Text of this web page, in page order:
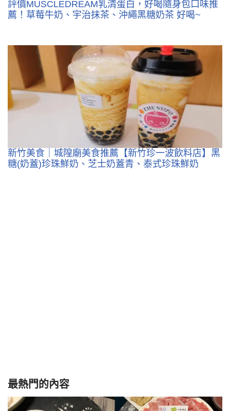
評價MUSCLEDREAM乳清蛋白，好喝隨身包口味推
薦！草莓牛奶、宇治抹茶、沖繩黑糖奶茶 好喝~
新竹美食｜城隍廟美食推薦【新竹珍一波飲料店】黑
糖(奶蓋)珍珠鮮奶、芝士奶蓋青、泰式珍珠鮮奶
最熱門的內容